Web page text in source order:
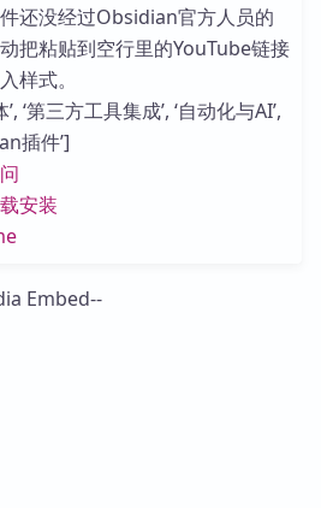
还没经过Obsidian官方人员的
把粘贴到空行里的YouTube链接
样式。
‘第三方工具集成’, ‘自动化与AI’,
插件’]
安装